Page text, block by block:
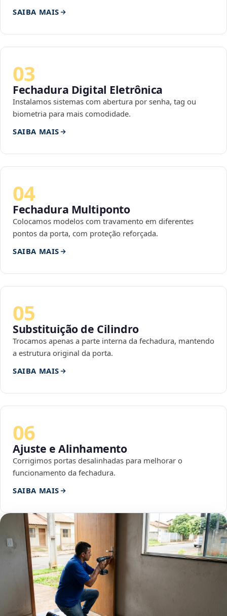
SAIBA MAIS
03
Fechadura Digital Eletrônica
Instalamos sistemas com abertura por senha, tag ou
biometria para mais comodidade.
SAIBA MAIS
04
Fechadura Multiponto
Colocamos modelos com travamento em diferentes
pontos da porta, com proteção reforçada.
SAIBA MAIS
05
Substituição de Cilindro
Trocamos apenas a parte interna da fechadura, mantendo
a estrutura original da porta.
SAIBA MAIS
06
Ajuste e Alinhamento
Corrigimos portas desalinhadas para melhorar o
funcionamento da fechadura.
SAIBA MAIS